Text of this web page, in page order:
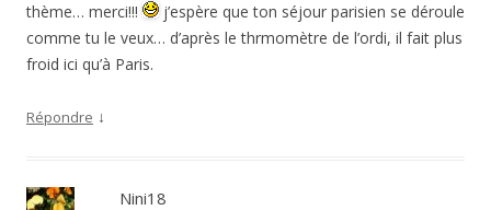
thème… merci!!!
j’espère que ton séjour parisien se déroule
comme tu le veux… d’après le thrmomètre de l’ordi, il fait plus
froid ici qu’à Paris.
Répondre ↓
Nini18